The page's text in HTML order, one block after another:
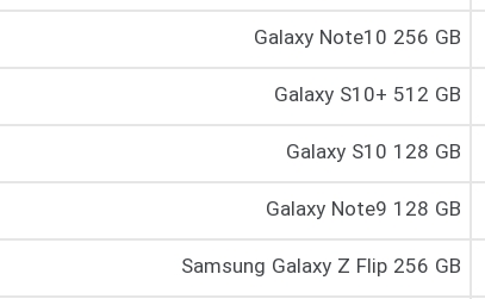
Galaxy Note10 256 GB
Galaxy S10+ 512 GB
Galaxy S10 128 GB
Galaxy Note9 128 GB
Samsung Galaxy Z Flip 256 GB